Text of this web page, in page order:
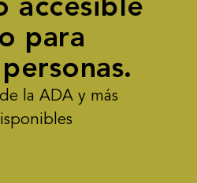
para
la ADA y más